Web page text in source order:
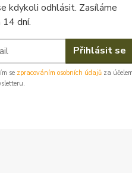
kdykoli odhlásit. Zasíláme
14 dní.
Přihlásit se
se zpracováním osobních údajů za účelem